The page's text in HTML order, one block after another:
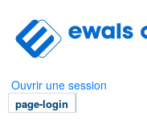
Ouvrir une session
page-login